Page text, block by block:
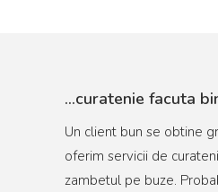
…curatenie facuta
Un client bun se obtine
oferim servicii de
zambetul pe buze.